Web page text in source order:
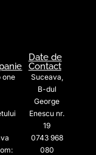
one
Date de
Contact
Suceava,
B-dul
George
Enescu nr.
19
0743 968
080